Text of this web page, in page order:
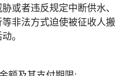
或者违反规定中断供水、
非法方式迫使被征收人搬
。